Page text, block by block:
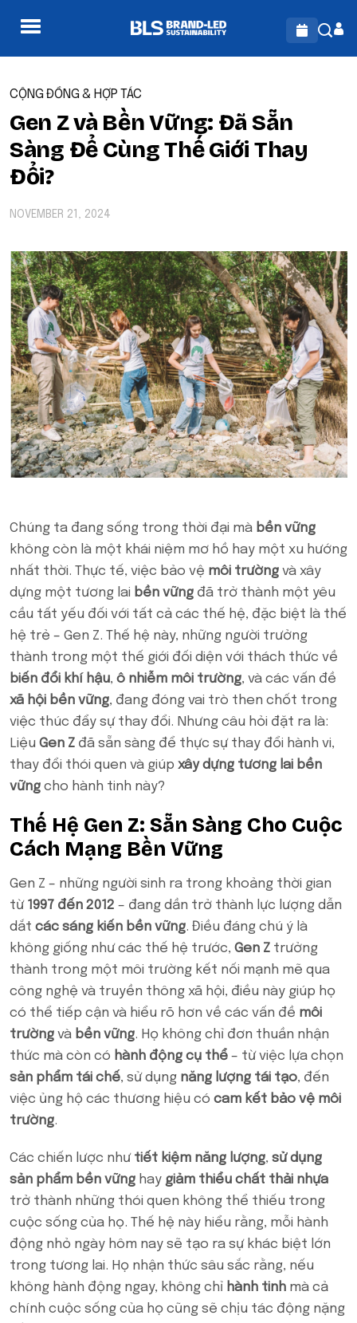
CỘNG ĐỒNG & HỢP TÁC
Gen Z và Bền Vững: Đã Sẵn
Sàng Để Cùng Thế Giới Thay
Đổi?
NOVEMBER 21, 2024
Chúng ta đang sống trong thời đại mà bền vững
không còn là một khái niệm mơ hồ hay một xu hướng
nhất thời. Thực tế, việc bảo vệ môi trường và xây
dựng một tương lai bền vững đã trở thành một yêu
cầu tất yếu đối với tất cả các thế hệ, đặc biệt là thế
hệ trẻ – Gen Z. Thế hệ này, những người trưởng
thành trong một thế giới đối diện với thách thức về
biến đổi khí hậu, ô nhiễm môi trường, và các vấn đề
xã hội bền vững, đang đóng vai trò then chốt trong
việc thúc đẩy sự thay đổi. Nhưng câu hỏi đặt ra là:
Liệu Gen Z đã sẵn sàng để thực sự thay đổi hành vi,
thay đổi thói quen và giúp xây dựng tương lai bền
vững cho hành tinh này?
Thế Hệ Gen Z: Sẵn Sàng Cho Cuộc
Cách Mạng Bền Vững
Gen Z – những người sinh ra trong khoảng thời gian
từ 1997 đến 2012 – đang dần trở thành lực lượng dẫn
dắt các sáng kiến bền vững. Điều đáng chú ý là
không giống như các thế hệ trước, Gen Z trưởng
thành trong một môi trường kết nối mạnh mẽ qua
công nghệ và truyền thông xã hội, điều này giúp họ
có thể tiếp cận và hiểu rõ hơn về các vấn đề môi
trường và bền vững. Họ không chỉ đơn thuần nhận
thức mà còn có hành động cụ thể – từ việc lựa chọn
sản phẩm tái chế, sử dụng năng lượng tái tạo, đến
việc ủng hộ các thương hiệu có cam kết bảo vệ môi
trường.
Các chiến lược như tiết kiệm năng lượng, sử dụng
sản phẩm bền vững hay giảm thiểu chất thải nhựa
trở thành những thói quen không thể thiếu trong
cuộc sống của họ. Thế hệ này hiểu rằng, mỗi hành
động nhỏ ngày hôm nay sẽ tạo ra sự khác biệt lớn
trong tương lai. Họ nhận thức sâu sắc rằng, nếu
không hành động ngay, không chỉ hành tinh mà cả
chính cuộc sống của họ cũng sẽ chịu tác động nặng